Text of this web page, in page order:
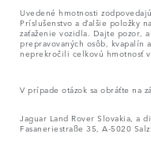
Uvedené hmotnosti
Príslušenstvo a ďalšie položky
zaťaženie vozidla. Dajte pozor,
prepravovaných osôb, kvapalín
neprekročili celkovú hmotnosť
V prípade otázok sa obráťte na
Jaguar Land Rover Slovakia, a
Fasaneriestraße 35, A-5020